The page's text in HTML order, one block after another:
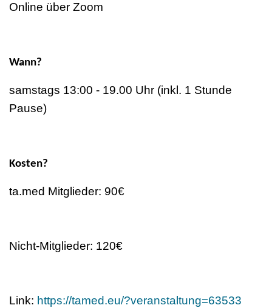
Online über Zoom
Wann?
samstags 13:00 - 19.00 Uhr (inkl. 1 Stunde
Pause)
Kosten?
ta.med Mitglieder: 90€
Nicht-Mitglieder: 120€
Link: https://tamed.eu/?veranstaltung=63533